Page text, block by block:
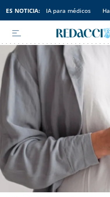
ES NOTICIA: IA para médicos